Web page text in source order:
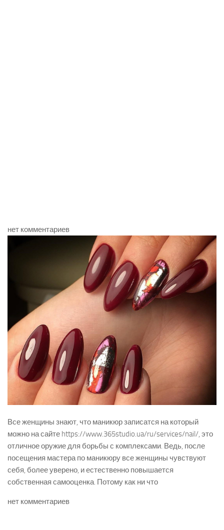
нет комментариев
Все женщины знают, что маникюр записатся на который
можно на сайте https://www.365studio.ua/ru/services/nail/, это
отличное оружие для борьбы с комплексами. Ведь, после
посещения мастера по маникюру все женщины чувствуют
себя, более уверено, и естественно повышается
собственная самооценка. Потому как ни что
нет комментариев